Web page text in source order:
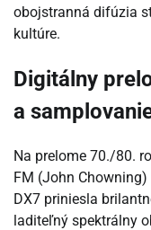
obojstranná difúzia
kultúre.
Digitálny
a
Na prelome 70./80.
FM (John
DX7 priniesla
laditeľný spektrálny